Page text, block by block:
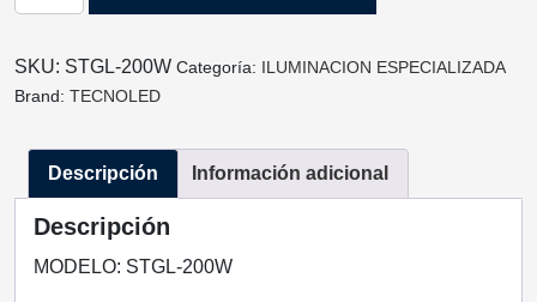
CON
FOTOCELDA
200W
6500K
cantidad
SKU: STGL-200W Categoría: ILUMINACION ESPECIALIZADA
Brand: TECNOLED
Descripción Información adicional
Descripción
MODELO: STGL-200W